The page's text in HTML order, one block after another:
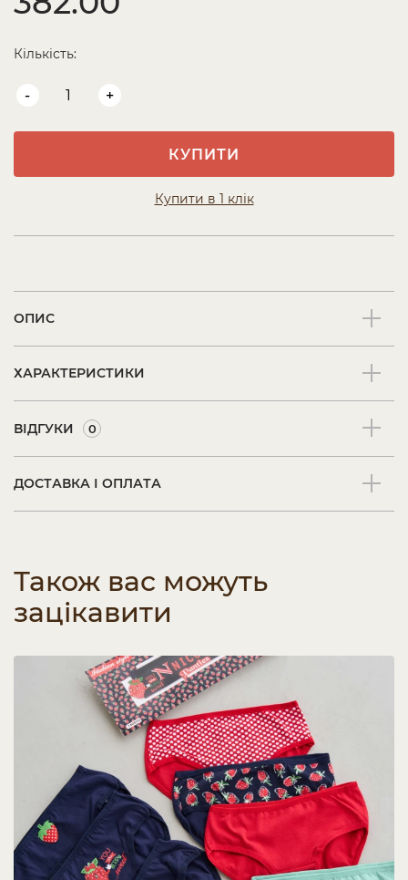
Кількість:
- +
КУПИТИ
Купити в 1 клік
ОПИС
ХАРАКТЕРИСТИКИ
ВІДГУКИ 0
ДОСТАВКА І ОПЛАТА
Також вас можуть
зацікавити